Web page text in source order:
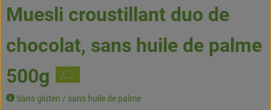
Muesli croustillant duo de
chocolat, sans huile de palme
500g
Sans gluten / sans huile de palme